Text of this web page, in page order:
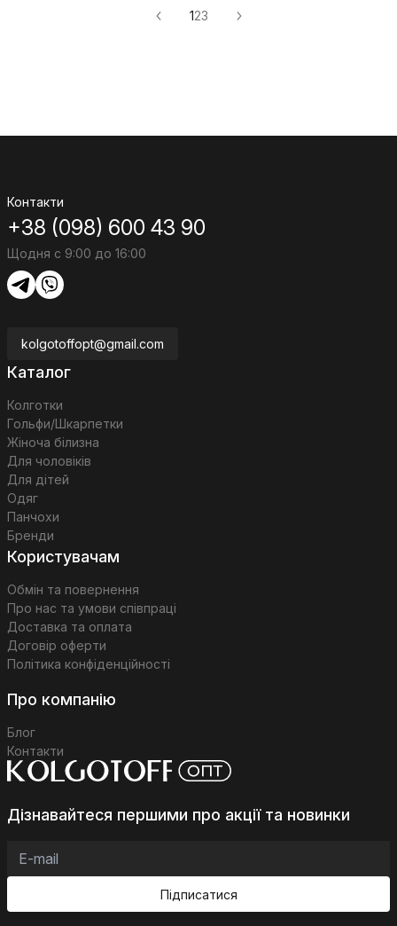
123
Контакти
+38 (098) 600 43 90
Щодня с 9:00 до 16:00
kolgotoffopt@gmail.com
Каталог
Колготки
Гольфи/Шкарпетки
Жіноча білизна
Для чоловіків
Для дітей
Одяг
Панчохи
Бренди
Користувачам
Обмін та повернення
Про нас та умови співпраці
Доставка та оплата
Договір оферти
Політика конфіденційності
Про компанію
Блог
Контакти
Дізнавайтеся першими про акції та новинки
Підписатися